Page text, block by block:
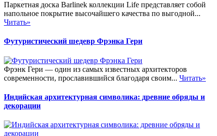
Паркетная доска Barlinek коллекции Life представляет собой
напольное покрытие высочайшего качества по выгодной...
Читать»
Футуристический шедевр Фрэнка Гери
Фрэнк Гери — один из самых известных архитекторов
современности, прославившийся благодаря своим... Читать»
Индийская архитектурная символика: древние обряды и
декорации